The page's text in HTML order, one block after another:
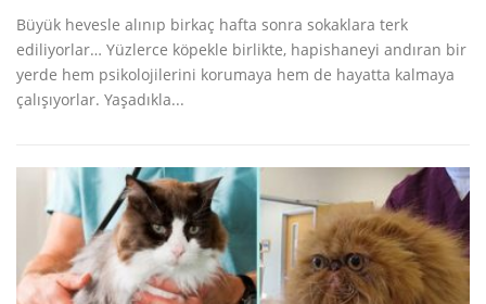
Büyük hevesle alınıp birkaç hafta sonra sokaklara terk
ediliyorlar… Yüzlerce köpekle birlikte, hapishaneyi andıran bir
yerde hem psikolojilerini korumaya hem de hayatta kalmaya
çalışıyorlar. Yaşadıkla...